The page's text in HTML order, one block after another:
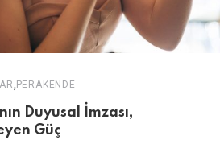
, PERAKENDE
Duyusal İmzası,
Güç